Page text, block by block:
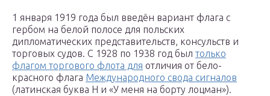
1 января 1919 года был введён вариант флага с
гербом на белой полосе для польских
дипломатических представительств, консульств и
торговых судов. С 1928 по 1938 год был только
флагом торгового флота для отличия от бело-
красного флага Международного свода сигналов
(латинская буква H и «У меня на борту лоцман»).